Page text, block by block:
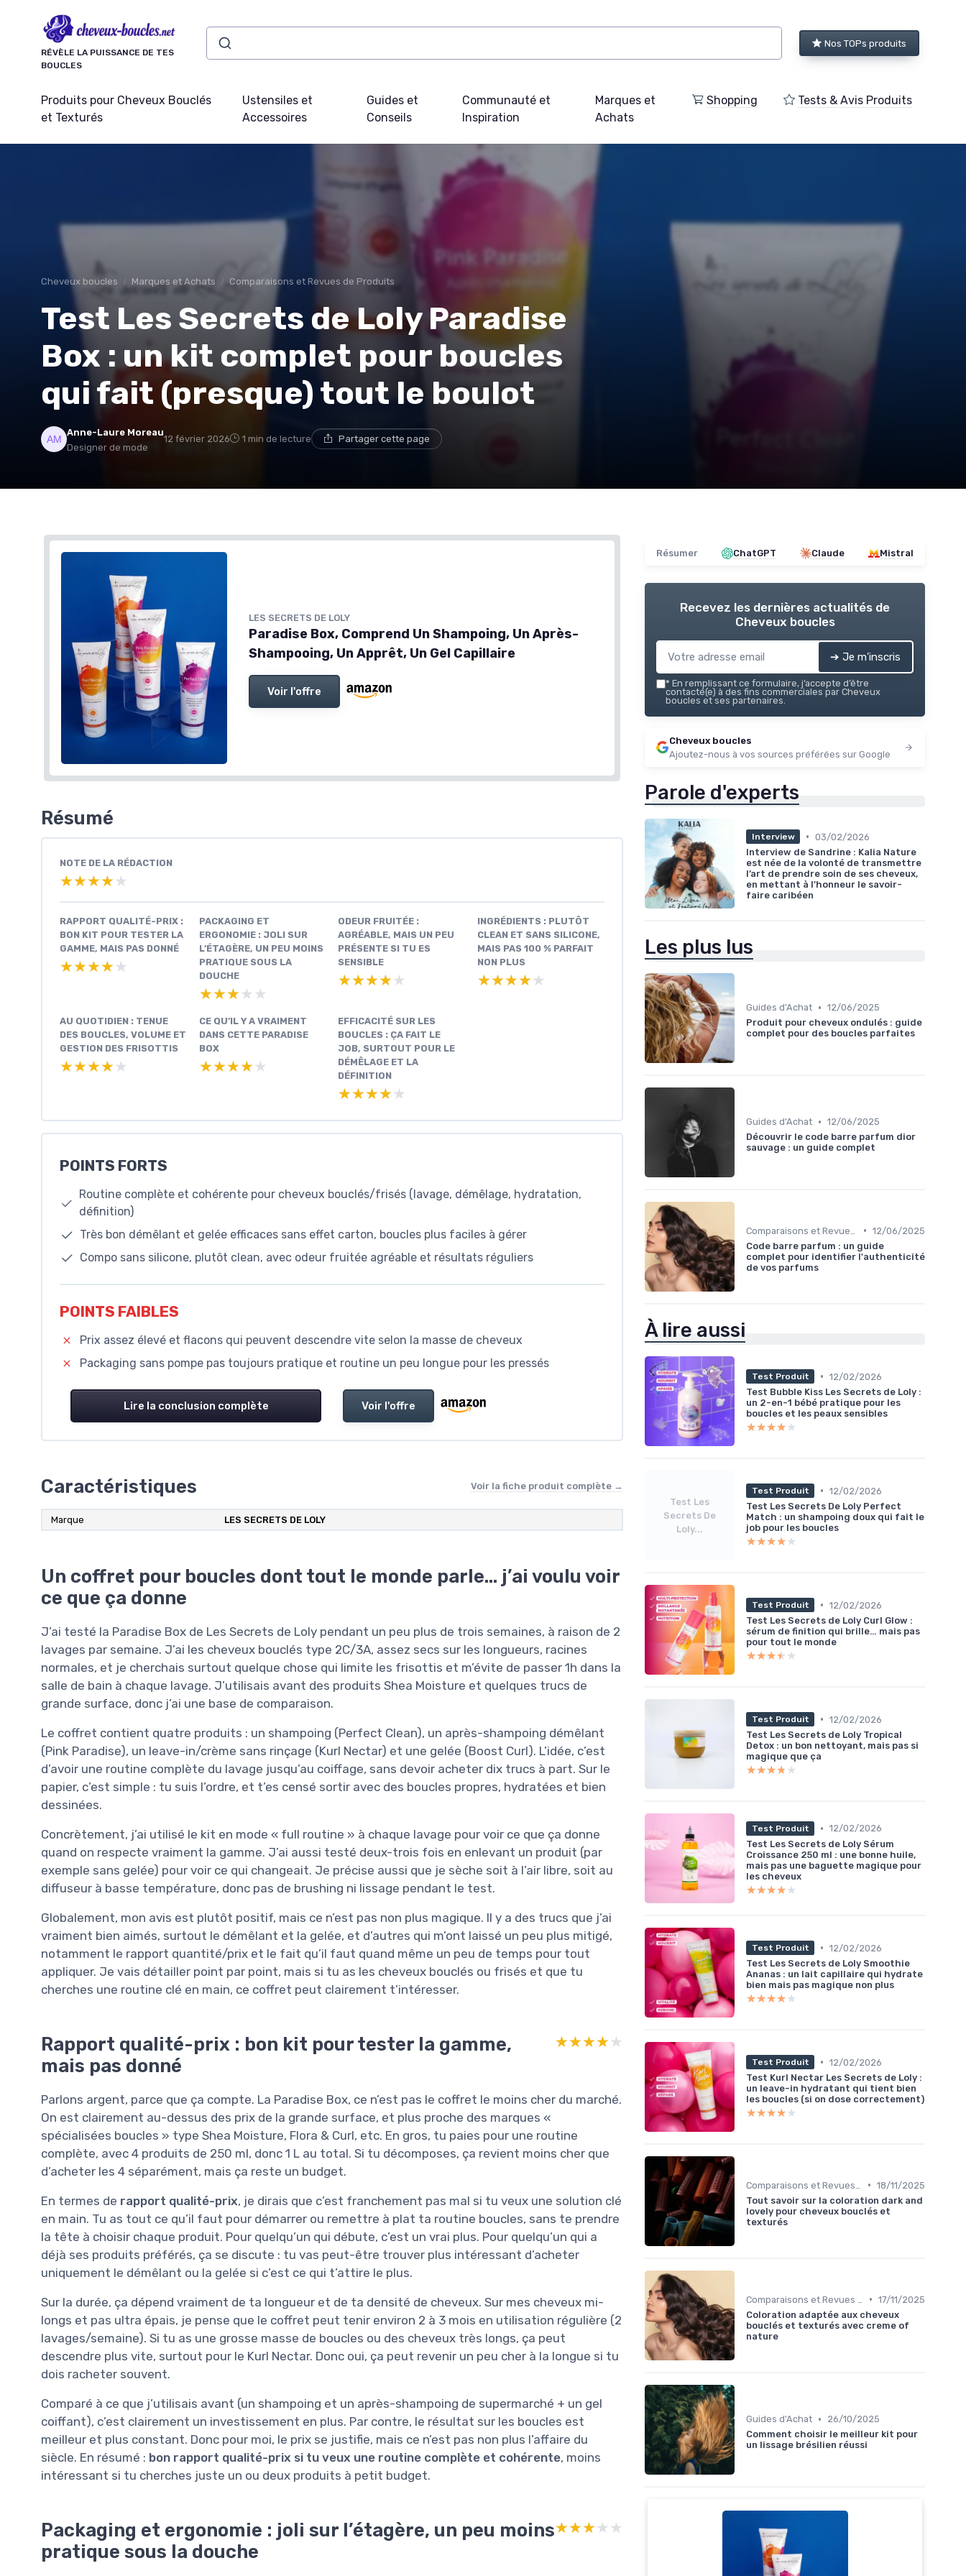
RÉVÈLE LA PUISSANCE DE TES
BOUCLES
Nos TOPs produits
Produits pour Cheveux Bouclés
et Texturés
Ustensiles et
Accessoires
Guides et
Conseils
Communauté et
Inspiration
Marques et
Achats
Shopping Tests & Avis Produits
Cheveux boucles Marques et Achats Comparaisons et Revues de Produits
Test Les Secrets de Loly Paradise
Box : un kit complet pour boucles
qui fait (presque) tout le boulot
Anne-Laure Moreau
Designer de mode
12 février 2026 1 min de lecture Partager cette page
LES SECRETS DE LOLY
Paradise Box, Comprend Un Shampoing, Un Après-
Shampooing, Un Apprêt, Un Gel Capillaire
Voir l'offre
Résumé
NOTE DE LA RÉDACTION
★★★★★
★★★★★
RAPPORT QUALITÉ-PRIX :
BON KIT POUR TESTER LA
GAMME, MAIS PAS DONNÉ
★★★★★
★★★★★
PACKAGING ET
ERGONOMIE : JOLI SUR
L’ÉTAGÈRE, UN PEU MOINS
PRATIQUE SOUS LA
DOUCHE
★★★★★
★★★★★
ODEUR FRUITÉE :
AGRÉABLE, MAIS UN PEU
PRÉSENTE SI TU ES
SENSIBLE
★★★★★
★★★★★
INGRÉDIENTS : PLUTÔT
CLEAN ET SANS SILICONE,
MAIS PAS 100 % PARFAIT
NON PLUS
★★★★★
★★★★★
AU QUOTIDIEN : TENUE
DES BOUCLES, VOLUME ET
GESTION DES FRISOTTIS
★★★★★
★★★★★
CE QU’IL Y A VRAIMENT
DANS CETTE PARADISE
BOX
★★★★★
★★★★★
EFFICACITÉ SUR LES
BOUCLES : ÇA FAIT LE
JOB, SURTOUT POUR LE
DÉMÊLAGE ET LA
DÉFINITION
★★★★★
★★★★★
POINTS FORTS
Routine complète et cohérente pour cheveux bouclés/frisés (lavage, démêlage, hydratation,
définition)
Très bon démêlant et gelée efficaces sans effet carton, boucles plus faciles à gérer
Compo sans silicone, plutôt clean, avec odeur fruitée agréable et résultats réguliers
POINTS FAIBLES
Prix assez élevé et flacons qui peuvent descendre vite selon la masse de cheveux
Packaging sans pompe pas toujours pratique et routine un peu longue pour les pressés
Lire la conclusion complète Voir l'offre
Caractéristiques Voir la fiche produit complète →
Marque ‎LES SECRETS DE LOLY
Un coffret pour boucles dont tout le monde parle… j’ai voulu voir
ce que ça donne
J’ai testé la Paradise Box de Les Secrets de Loly pendant un peu plus de trois semaines, à raison de 2
lavages par semaine. J’ai les cheveux bouclés type 2C/3A, assez secs sur les longueurs, racines
normales, et je cherchais surtout quelque chose qui limite les frisottis et m’évite de passer 1h dans la
salle de bain à chaque lavage. J’utilisais avant des produits Shea Moisture et quelques trucs de
grande surface, donc j’ai une base de comparaison.
Le coffret contient quatre produits : un shampoing (Perfect Clean), un après-shampoing démêlant
(Pink Paradise), un leave-in/crème sans rinçage (Kurl Nectar) et une gelée (Boost Curl). L’idée, c’est
d’avoir une routine complète du lavage jusqu’au coiffage, sans devoir acheter dix trucs à part. Sur le
papier, c’est simple : tu suis l’ordre, et t’es censé sortir avec des boucles propres, hydratées et bien
dessinées.
Concrètement, j’ai utilisé le kit en mode « full routine » à chaque lavage pour voir ce que ça donne
quand on respecte vraiment la gamme. J’ai aussi testé deux-trois fois en enlevant un produit (par
exemple sans gelée) pour voir ce qui changeait. Je précise aussi que je sèche soit à l’air libre, soit au
diffuseur à basse température, donc pas de brushing ni lissage pendant le test.
Globalement, mon avis est plutôt positif, mais ce n’est pas non plus magique. Il y a des trucs que j’ai
vraiment bien aimés, surtout le démêlant et la gelée, et d’autres qui m’ont laissé un peu plus mitigé,
notamment le rapport quantité/prix et le fait qu’il faut quand même un peu de temps pour tout
appliquer. Je vais détailler point par point, mais si tu as les cheveux bouclés ou frisés et que tu
cherches une routine clé en main, ce coffret peut clairement t’intéresser.
Rapport qualité-prix : bon kit pour tester la gamme,
mais pas donné
★★★★★
★★★★★
Parlons argent, parce que ça compte. La Paradise Box, ce n’est pas le coffret le moins cher du marché.
On est clairement au-dessus des prix de la grande surface, et plus proche des marques «
spécialisées boucles » type Shea Moisture, Flora & Curl, etc. En gros, tu paies pour une routine
complète, avec 4 produits de 250 ml, donc 1 L au total. Si tu décomposes, ça revient moins cher que
d’acheter les 4 séparément, mais ça reste un budget.
En termes de rapport qualité-prix, je dirais que c’est franchement pas mal si tu veux une solution clé
en main. Tu as tout ce qu’il faut pour démarrer ou remettre à plat ta routine boucles, sans te prendre
la tête à choisir chaque produit. Pour quelqu’un qui débute, c’est un vrai plus. Pour quelqu’un qui a
déjà ses produits préférés, ça se discute : tu vas peut-être trouver plus intéressant d’acheter
uniquement le démêlant ou la gelée si c’est ce qui t’attire le plus.
Sur la durée, ça dépend vraiment de ta longueur et de ta densité de cheveux. Sur mes cheveux mi-
longs et pas ultra épais, je pense que le coffret peut tenir environ 2 à 3 mois en utilisation régulière (2
lavages/semaine). Si tu as une grosse masse de boucles ou des cheveux très longs, ça peut
descendre plus vite, surtout pour le Kurl Nectar. Donc oui, ça peut revenir un peu cher à la longue si tu
dois racheter souvent.
Comparé à ce que j’utilisais avant (un shampoing et un après-shampoing de supermarché + un gel
coiffant), c’est clairement un investissement en plus. Par contre, le résultat sur les boucles est
meilleur et plus constant. Donc pour moi, le prix se justifie, mais ce n’est pas non plus l’affaire du
siècle. En résumé : bon rapport qualité-prix si tu veux une routine complète et cohérente, moins
intéressant si tu cherches juste un ou deux produits à petit budget.
Packaging et ergonomie : joli sur l’étagère, un peu moins
pratique sous la douche
★★★★★
★★★★★
Résumer ChatGPT Claude Mistral
Recevez les dernières actualités de
Cheveux boucles
➔ Je m'inscris
* En remplissant ce formulaire, j’accepte d’être
contacté(e) à des fins commerciales par Cheveux
boucles et ses partenaires.
Cheveux boucles
Ajoutez-nous à vos sources préférées sur Google
Parole d'experts
Interview • 03/02/2026
Interview de Sandrine : Kalia Nature
est née de la volonté de transmettre
l’art de prendre soin de ses cheveux,
en mettant à l’honneur le savoir-
faire caribéen
Les plus lus
Guides d'Achat • 12/06/2025
Produit pour cheveux ondulés : guide
complet pour des boucles parfaites
Guides d'Achat • 12/06/2025
Découvrir le code barre parfum dior
sauvage : un guide complet
• 12/06/2025
Code barre parfum : un guide
complet pour identifier l'authenticité
de vos parfums
À lire aussi
Test Produit • 12/02/2026
Test Bubble Kiss Les Secrets de Loly :
un 2-en-1 bébé pratique pour les
boucles et les peaux sensibles
★★★★★
★★★★★
Test Les
Secrets De
Loly...
Test Produit • 12/02/2026
Test Les Secrets De Loly Perfect
Match : un shampoing doux qui fait le
job pour les boucles
★★★★★
★★★★★
Test Produit • 12/02/2026
Test Les Secrets de Loly Curl Glow :
sérum de finition qui brille… mais pas
pour tout le monde
★★★★★
★★★★★
Test Produit • 12/02/2026
Test Les Secrets de Loly Tropical
Detox : un bon nettoyant, mais pas si
magique que ça
★★★★★
★★★★★
Test Produit • 12/02/2026
Test Les Secrets de Loly Sérum
Croissance 250 ml : une bonne huile,
mais pas une baguette magique pour
les cheveux
★★★★★
★★★★★
Test Produit • 12/02/2026
Test Les Secrets de Loly Smoothie
Ananas : un lait capillaire qui hydrate
bien mais pas magique non plus
★★★★★
★★★★★
Test Produit • 12/02/2026
Test Kurl Nectar Les Secrets de Loly :
un leave-in hydratant qui tient bien
les boucles (si on dose correctement)
★★★★★
★★★★★
• 18/11/2025
Tout savoir sur la coloration dark and
lovely pour cheveux bouclés et
texturés
• 17/11/2025
Coloration adaptée aux cheveux
bouclés et texturés avec creme of
nature
Guides d'Achat •
26/10/2025
Comment choisir le meilleur kit pour
un lissage brésilien réussi